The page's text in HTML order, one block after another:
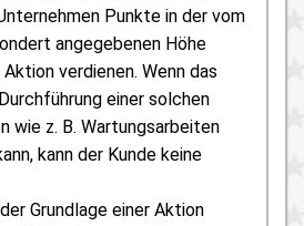
Punkte in der vom
angegebenen Höhe
verdienen. Wenn das
einer solchen
wie z. B. Wartungsarbeiten
kann der Kunde keine
Grundlage einer Aktion